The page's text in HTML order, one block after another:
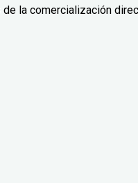
la comercialización